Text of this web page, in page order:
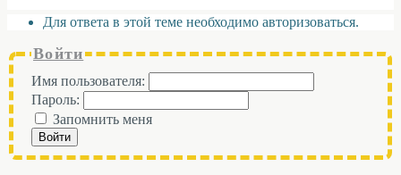
Для ответа в этой теме необходимо авторизоваться.
Войти
Имя пользователя:
Пароль:
Запомнить меня
Войти